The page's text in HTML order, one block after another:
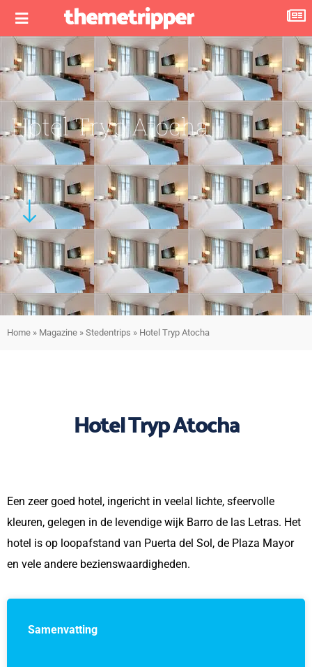
Hotel Tryp Atocha
Home » Magazine » Stedentrips » Hotel Tryp Atocha
Hotel Tryp Atocha
Een zeer goed hotel, ingericht in veelal lichte, sfeervolle
kleuren, gelegen in de levendige wijk Barro de las Letras. Het
hotel is op loopafstand van Puerta del Sol, de Plaza Mayor
en vele andere bezienswaardigheden.
Samenvatting